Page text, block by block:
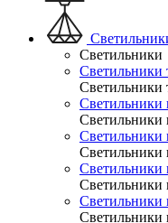
Светильники
Светильники
Светильники
Светильники
Светильники
Светильники
Светильники
Светильники
Светильники
Светильники
Светильники